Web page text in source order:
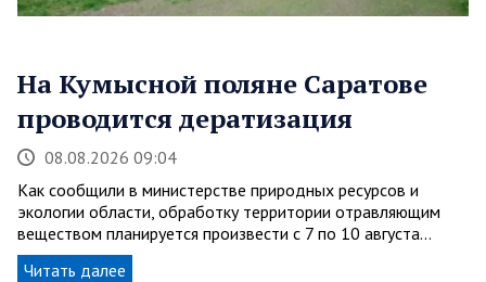
На Кумысной поляне Саратове
проводится дератизация
08.08.2026 09:04
Как сообщили в министерстве природных ресурсов и
экологии области, обработку территории отравляющим
веществом планируется произвести с 7 по 10 августа…
Читать далее